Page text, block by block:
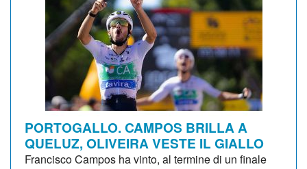
PORTOGALLO. CAMPOS BRILLA A
QUELUZ, OLIVEIRA VESTE IL GIALLO
Francisco Campos ha vinto, al termine di un finale